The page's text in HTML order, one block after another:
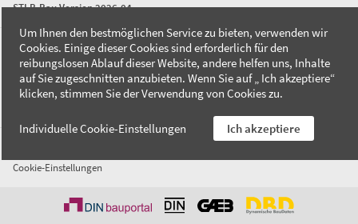
STLB-Bau Version 2026-04
FAQ
Kontakt
Datenschutzerklärung
Cookie-Einstellungen
Um Ihnen den bestmöglichen Service zu bieten, verwenden wir
Cookies. Einige dieser Cookies sind erforderlich für den
reibungslosen Ablauf dieser Website, andere helfen uns, Inhalte
auf Sie zugeschnitten anzubieten. Wenn Sie auf „ Ich akzeptiere“
klicken, stimmen Sie der Verwendung von Cookies zu.
Individuelle Cookie-Einstellungen Ich akzeptiere